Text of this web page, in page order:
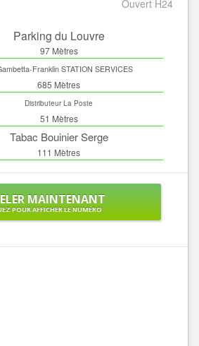
Ouvert H24
Parking du Louvre
97 Mètres
Franklin STATION SERVICES
685 Mètres
Distributeur La Poste
51 Mètres
Tabac Bouinier Serge
111 Mètres
MAINTENANT
POUR AFFICHER LE NUMÉRO